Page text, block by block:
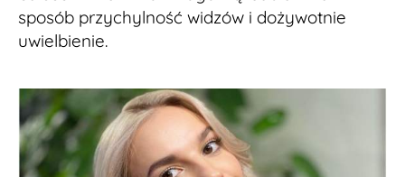
sposób przychylność widzów i dożywotnie
uwielbienie.